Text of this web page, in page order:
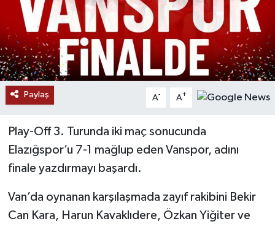
Paylaş A- A+
Play-Off 3. Turunda iki maç sonucunda
Elazığspor’u 7-1 mağlup eden Vanspor, adını
finale yazdırmayı başardı.
Van’da oynanan karşılaşmada zayıf rakibini Bekir
Can Kara, Harun Kavaklıdere, Özkan Yiğiter ve